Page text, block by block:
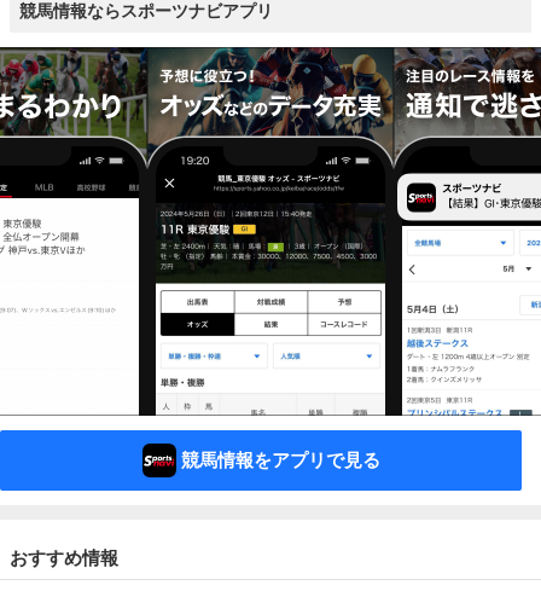
競馬情報ならスポーツナビアプリ
競馬情報をアプリで見る
おすすめ情報